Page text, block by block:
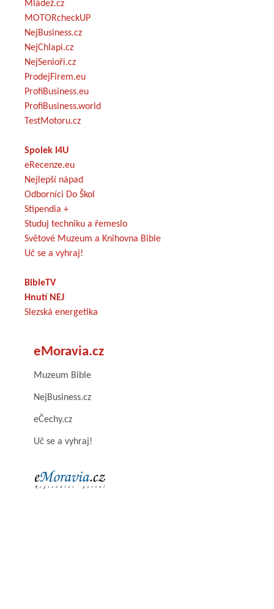
Mládež.cz
MOTORcheckUP
NejBusiness.cz
NejChlapi.cz
NejSenioři.cz
ProdejFirem.eu
ProfiBusiness.eu
ProfiBusiness.world
TestMotoru.cz
Spolek I4U
eRecenze.eu
Nejlepší nápad
Odborníci Do Škol
Stipendia +
Studuj techniku a řemeslo
Světové Muzeum a Knihovna Bible
Uč se a vyhraj!
BibleTV
Hnutí NEJ
Slezská energetika
eMoravia.cz
Muzeum Bible
NejBusiness.cz
eČechy.cz
Uč se a vyhraj!